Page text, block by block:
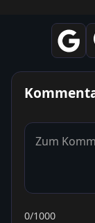
0/1000